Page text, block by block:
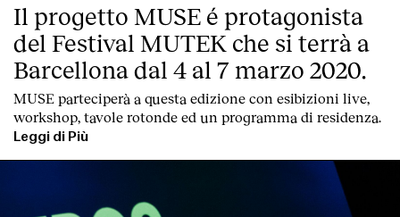
Il progetto MUSE é protagonista
del Festival MUTEK che si terrà a
Barcellona dal 4 al 7 marzo 2020.
MUSE parteciperà a questa edizione con esibizioni live,
workshop, tavole rotonde ed un programma di residenza.
Leggi di Più